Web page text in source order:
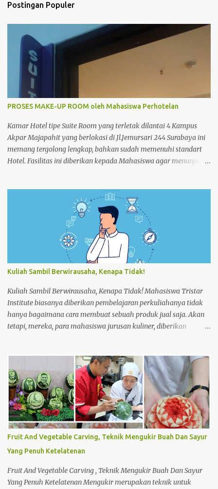
Postingan Populer
PROSES MAKE-UP ROOM oleh Mahasiswa Perhotelan
Kamar Hotel tipe Suite Room yang terletak dilantai 4 Kampus
Akpar Majapahit yang berlokasi di Jl.Jemursari 244 Surabaya ini
memang tergolong lengkap, bahkan sudah memenuhi standart
Hotel. Fasilitas ini diberikan kepada Mahasiswa agar menunjang
up Room dikamar Hotel Kampus Akpar Majapahit. Adapun
proses Make-up room adalah : 1. SET UP TROLLEY : Bersihkan
trolley menggunakan dust cloth dari atas ke bawah 2.
Masukkan perlengkapan kamar tamu dan peralatan kebersihan
3. Dorong trolley menuju kamar dengan benar 4. Letakan
trolley di depan kamar tamu 5. Ketok pintu dengan
mengucapkan “Housekeeping” max 3x 6. Buka pintu perlahan-
Kuliah Sambil Berwirausaha, Kenapa Tidak!
Kuliah Sambil Berwirausaha, Kenapa Tidak! Mahasiswa Tristar
Institute biasanya diberikan pembelajaran perkuliahanya tidak
hanya bagaimana cara membuat sebuah produk jual saja. Akan
tetapi, mereka, para mahasiswa jurusan kuliner, diberikan
bawah seperti usaha kecil menengah (UKM). Seperti halnya,
membuat perencanaan, strategi penjualan hingga perhitungan
harga produk dalam membuat sebuah produk jual. Saat mereka
masih menjadi mahasiswa, ada salah satu mata kuliah yang
mempelajari menjadi wirausahawan. Sekaligus mempraktikanya
langsung di lapangan. Sehingga mereka dapat merasakan
bagaimana menjadi seorang wirausahawan sebenarnya. Dan tak
sedikit, mahasiswa yang sudah mempelajari perkuliahan
tersebut ingin segera melakukannya sendiri. Meskipun mereka
masih berstatus mahasiswa di Tristar Institute, mereka berani
untuk menjual suatu produk hasi...
Fruit And Vegetable Carving, Teknik Mengukir Buah Dan Sayur
Yang Penuh Ketelatenan
Fruit And Vegetable Carving , Teknik Mengukir Buah Dan Sayur
Yang Penuh Ketelatenan Mengukir merupakan teknik untuk